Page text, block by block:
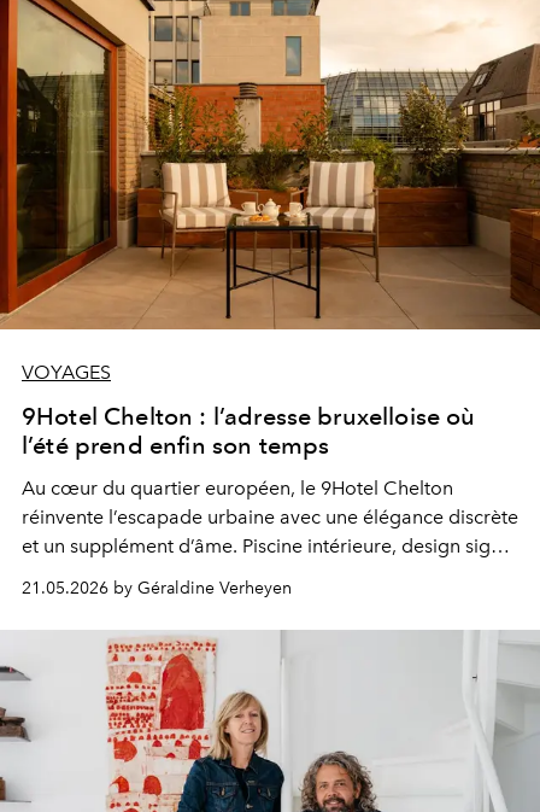
VOYAGES
9Hotel Chelton : l’adresse bruxelloise où
l’été prend enfin son temps
Au cœur du quartier européen, le 9Hotel Chelton
réinvente l’escapade urbaine avec une élégance discrète
et un supplément d’âme. Piscine intérieure, design signé
Bruno Borrione et atmosphère feutrée : l’hôtel bruxellois
s’impose comme le nouveau refuge chic des voyageurs
en quête de sérénité.
21.05.2026 by Géraldine Verheyen